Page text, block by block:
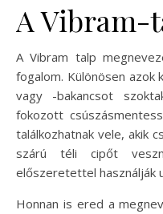
A Vibram-
A Vibram talp megnevezés a cipők világában közismert
fogalom. Különösen azok
vagy -bakancsot
fokozott
találkozhatnak vele, akik
szárú téli cipőt
előszeretettel használják
Honnan is ered a